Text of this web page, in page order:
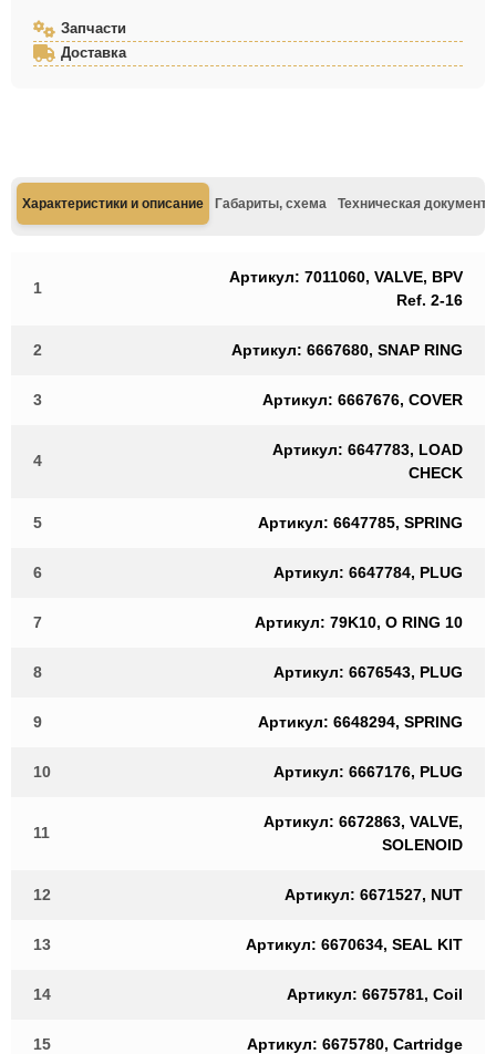
Запчасти
Доставка
Характеристики и описание Габариты, схема Техническая
1
Артикул: 7011060, VALVE, BPV
Ref. 2-16
2 Артикул: 6667680, SNAP RING
3 Артикул: 6667676, COVER
4
Артикул: 6647783, LOAD
CHECK
5 Артикул: 6647785, SPRING
6 Артикул: 6647784, PLUG
7 Артикул: 79K10, O RING 10
8 Артикул: 6676543, PLUG
9 Артикул: 6648294, SPRING
10 Артикул: 6667176, PLUG
11
Артикул: 6672863, VALVE,
SOLENOID
12 Артикул: 6671527, NUT
13 Артикул: 6670634, SEAL KIT
14 Артикул: 6675781, Coil
15 Артикул: 6675780, Cartridge